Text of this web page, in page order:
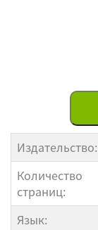
Издательство:
Количество
страниц:
Язык: